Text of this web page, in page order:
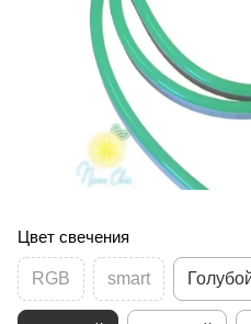
Цвет свечения
RGB smart